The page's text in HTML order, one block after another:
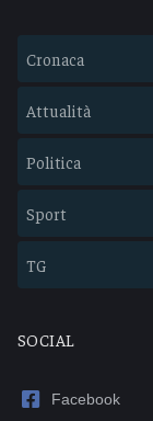
Cronaca
Attualità
Politica
Sport
TG
SOCIAL
Facebook